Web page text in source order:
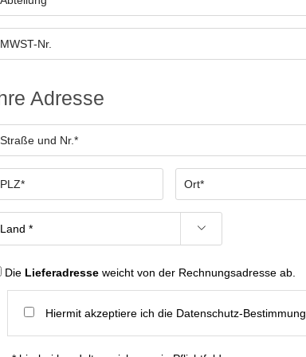
Adresse
Die Lieferadresse weicht von der Rechnungsadresse ab.
Hiermit akzeptiere ich die Datenschutz-